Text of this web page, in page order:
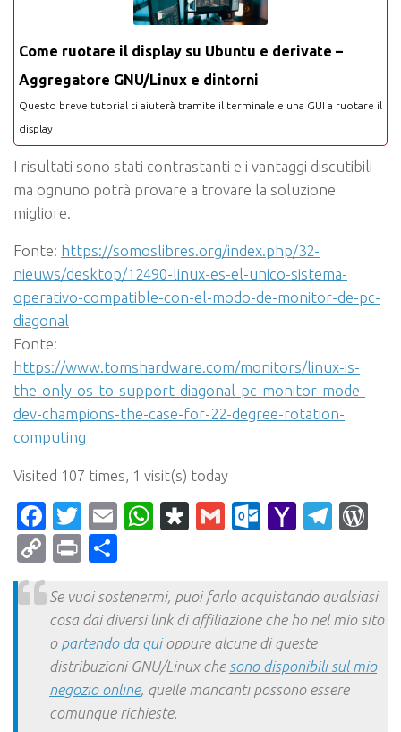
Come ruotare il display su Ubuntu e derivate –
Aggregatore GNU/Linux e dintorni
Questo breve tutorial ti aiuterà tramite il terminale e una GUI a ruotare il
display
I risultati sono stati contrastanti e i vantaggi discutibili
ma ognuno potrà provare a trovare la soluzione
migliore.
Fonte: https://somoslibres.org/index.php/32-
nieuws/desktop/12490-linux-es-el-unico-sistema-
operativo-compatible-con-el-modo-de-monitor-de-pc-
diagonal
Fonte:
https://www.tomshardware.com/monitors/linux-is-
the-only-os-to-support-diagonal-pc-monitor-mode-
dev-champions-the-case-for-22-degree-rotation-
computing
Visited 107 times, 1 visit(s) today
Facebook
Twitter
EmailWhatsApp
Diaspora
Gmail Yahoo
CopyPrint
Se vuoi sostenermi, puoi farlo acquistando qualsiasi
cosa dai diversi link di affiliazione che ho nel mio sito
o partendo da quioppure alcune di queste
distribuzioni GNU/Linux che sono disponibili sul mio
negozio online, quelle mancanti possono essere
comunque richieste.